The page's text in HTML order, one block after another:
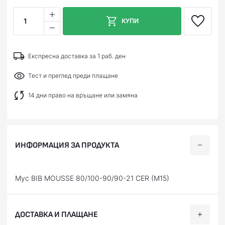
1 КУПИ
Експресна доставка за 1 раб. ден
Тест и преглед преди плащане
14 дни право на връщане или замяна
ИНФОРМАЦИЯ ЗА ПРОДУКТА
Мус BIB MOUSSE 80/100-90/90-21 CER (M15)
ДОСТАВКА И ПЛАЩАНЕ